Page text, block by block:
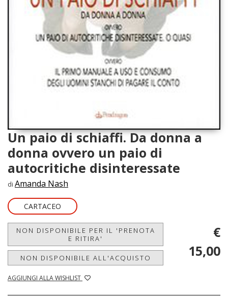
Un paio di schiaffi. Da donna a
donna ovvero un paio di
autocritiche disinteressate
di Amanda Nash
CARTACEO
NON DISPONIBILE PER IL 'PRENOTA
E RITIRA'
NON DISPONIBILE ALL'ACQUISTO
AGGIUNGI ALLA WISHLIST
€
15,00